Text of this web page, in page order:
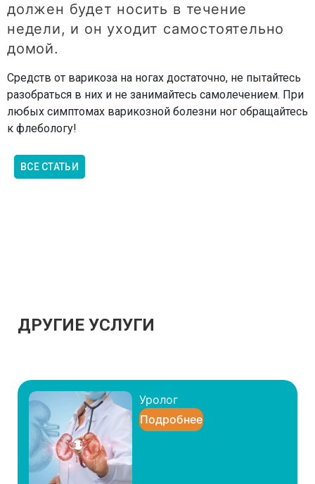
должен будет носить в течение
недели, и он уходит самостоятельно
домой.
Средств от варикоза на ногах достаточно, не пытайтесь
разобраться в них и не занимайтесь самолечением. При
любых симптомах варикозной болезни ног обращайтесь
к флебологу!
ВСЕ СТАТЬИ
ДРУГИЕ УСЛУГИ
Уролог
Подробнее